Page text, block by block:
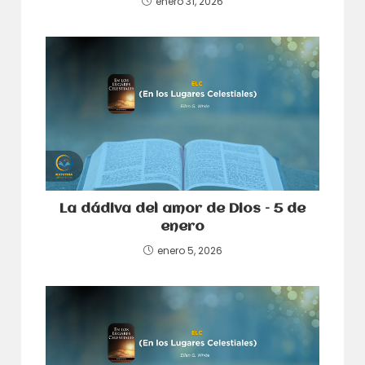
La dádiva del amor de Dios – 5 de
enero
enero 5, 2026